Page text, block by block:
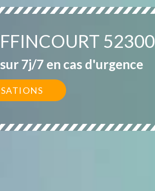
52300
7j/7 en cas d'urgence